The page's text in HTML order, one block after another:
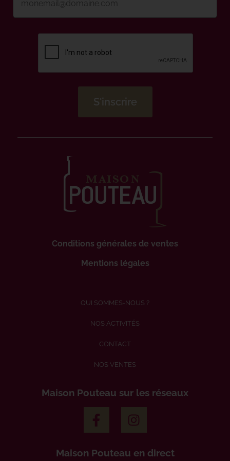
Conditions générales de ventes
Mentions légales
QUI SOMMES-NOUS ?
NOS ACTIVITÉS
CONTACT
NOS VENTES
Maison Pouteau sur les réseaux
Maison Pouteau en direct